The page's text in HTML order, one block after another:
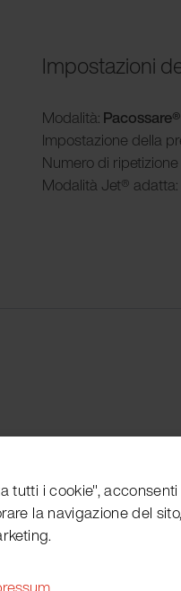
Impostazioni
Modalità: Pacossare®
Impostazione della
Numero di
Modalità Jet® adatta:
tutti i cookie",
la navigazione del